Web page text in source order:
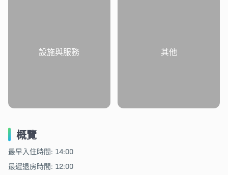
設施與服務 其他
概覽
最早入住時間: 14:00
最遲退房時間: 12:00